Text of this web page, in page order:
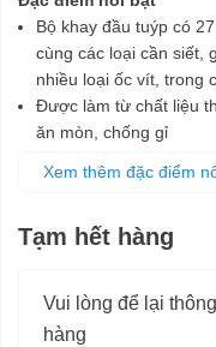
Bộ khay đầu tuýp có
cùng các loại cần siết,
nhiều loại ốc vít, trong
Được làm từ chất liệu
ăn mòn, chống gỉ
mở các ốc vít cùng
Bộ sản phẩm được
Xem thêm đặc điểm
Tạm hết hàng
Vui lòng để lại
hàng